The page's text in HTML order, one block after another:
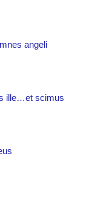
angeli
ille…et scimus